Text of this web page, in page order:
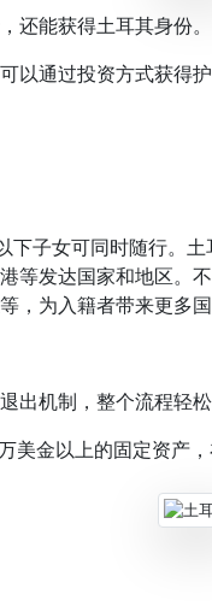
能获得土耳其身份。
通过投资方式获得护
子女可同时随行。土
等发达国家和地区。
，为入籍者带来更多
机制，整个流程轻松
金以上的固定资产，